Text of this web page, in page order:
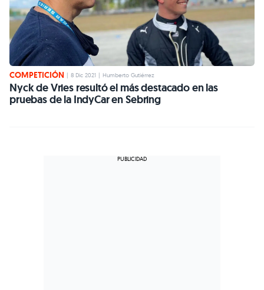
COMPETICIÓN | 8 Dic 2021 | Humberto Gutiérrez
Nyck de Vries resultó el más destacado en las
pruebas de la IndyCar en Sebring